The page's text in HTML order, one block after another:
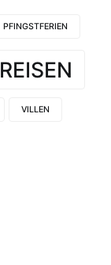
PFINGSTFERIEN
REISEN
VILLEN